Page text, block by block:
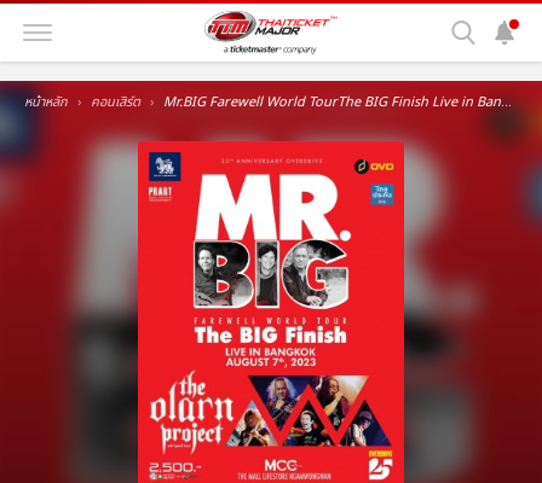
หน้าหลัก คอนเสิร์ต Mr.BIG Farewell World TourThe BIG Finish Live in Bangkok